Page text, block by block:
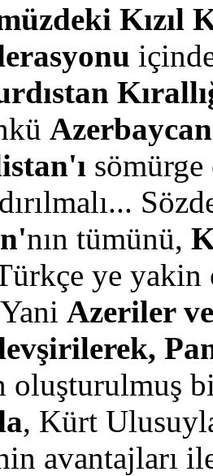
Kızıl
nın tümünü,
ye yakin
Azeriler
oluşturulmuş
, Kürt
avantajları